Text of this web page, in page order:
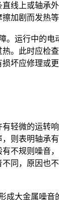
线上或轴承
加剧而发热等
运行中的电
。此时应检
坏应修理或更
轻微的运转响
则表明轴承
不规则噪音
同，原因也
大金属噪音